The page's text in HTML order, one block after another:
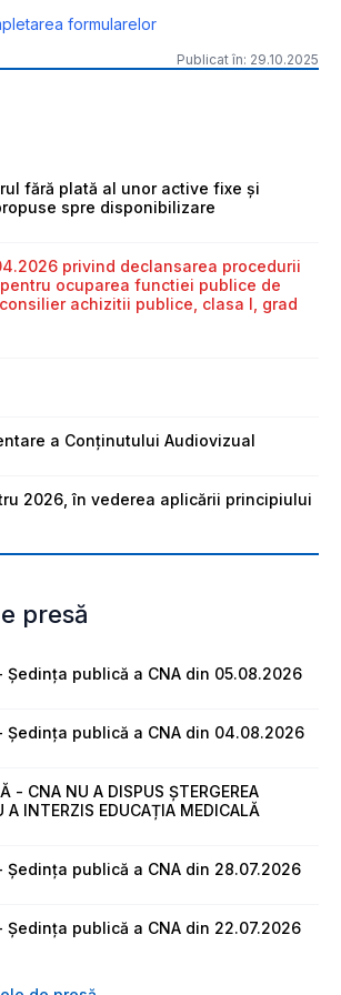
formularelor
Publicat în: 29.10.2025
fără plată al unor active fixe și
spre disponibilizare
privind declansarea procedurii
ocuparea functiei publice de
achizitii publice, clasa I, grad
a Conținutului Audiovizual
2026, în vederea aplicării principiului
presă
Ședința publică a CNA din 05.08.2026
Ședința publică a CNA din 04.08.2026
- CNA NU A DISPUS ȘTERGEREA
INTERZIS EDUCAȚIA MEDICALĂ
Ședința publică a CNA din 28.07.2026
Ședința publică a CNA din 22.07.2026